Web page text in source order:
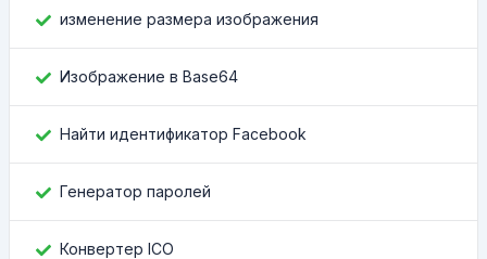
изменение размера изображения
Изображение в Base64
Найти идентификатор Facebook
Генератор паролей
Конвертер ICO